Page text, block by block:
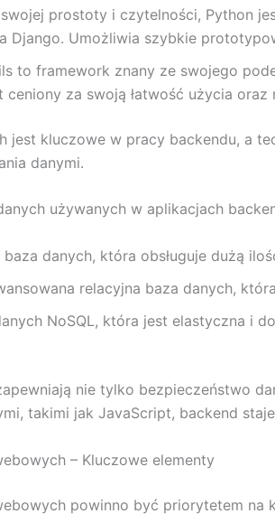
prostoty i czytelności, Python
Django. Umożliwia szybkie
to framework znany ze swojego
ceniony za swoją łatwość użycia
jest kluczowe w pracy backendu, a
danymi.
używanych w aplikacjach
baza danych, która obsługuje dużą
relacyjna baza danych,
NoSQL, która jest elastyczna i
nie tylko bezpieczeństwo
takimi jak JavaScript, backend
– Kluczowe elementy
powinno być priorytetem